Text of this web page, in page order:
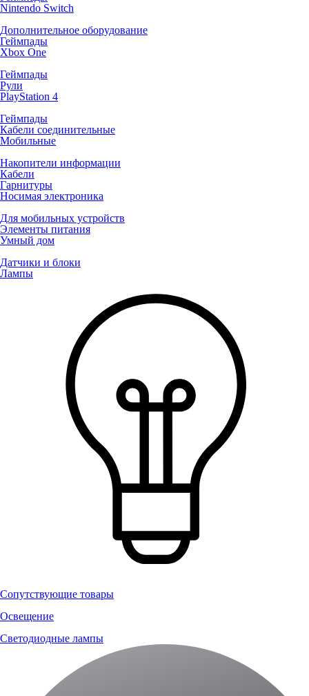
Nintendo Switch
Дополнительное оборудование
Геймпады
Xbox One
Геймпады
Рули
PlayStation 4
Геймпады
Кабели соединительные
Мобильные
Накопители информации
Кабели
Гарнитуры
Носимая электроника
Для мобильных устройств
Элементы питания
Умный дом
Датчики и блоки
Лампы
Сопутствующие товары
Освещение
Светодиодные лампы